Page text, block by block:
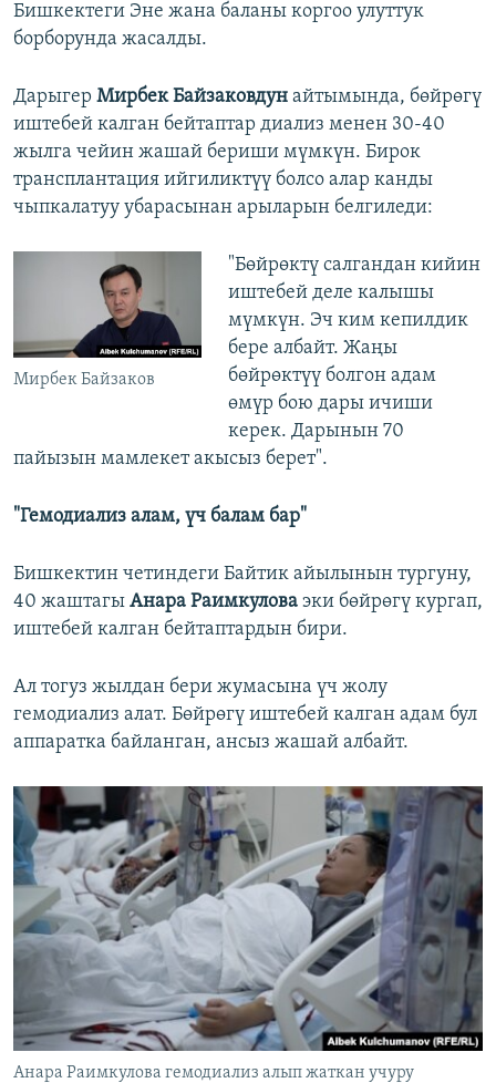
Бишкектеги Эне жана баланы коргоо улуттук
борборунда жасалды.
Дарыгер Мирбек Байзаковдун айтымында, бөйрөгү
иштебей калган бейтаптар диализ менен 30-40
жылга чейин жашай бериши мүмкүн. Бирок
трансплантация ийгиликтүү болсо алар канды
чыпкалатуу убарасынан арыларын белгиледи:
Мирбек Байзаков
"Бөйрөктү салгандан кийин
иштебей деле калышы
мүмкүн. Эч ким кепилдик
бере албайт. Жаңы
бөйрөктүү болгон адам
өмүр бою дары ичиши
керек. Дарынын 70
пайызын мамлекет акысыз берет".
"Гемодиализ алам, үч балам бар"
Бишкектин четиндеги Байтик айылынын тургуну,
40 жаштагы Анара Раимкулова эки бөйрөгү кургап,
иштебей калган бейтаптардын бири.
Ал тогуз жылдан бери жумасына үч жолу
гемодиализ алат. Бөйрөгү иштебей калган адам бул
аппаратка байланган, ансыз жашай албайт.
Анара Раимкулова гемодиализ алып жаткан учуру